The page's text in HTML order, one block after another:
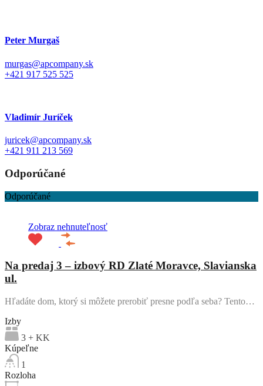
Peter Murgaš
murgas@apcompany.sk
+421 917 525 525
Vladimír Juríček
juricek@apcompany.sk
+421 911 213 569
Odporúčané
Odporúčané
Zobraz nehnuteľnosť
Na predaj 3 – izbový RD Zlaté Moravce, Slavianska
ul.
Hľadáte dom, ktorý si môžete prerobiť presne podľa seba? Tento…
Izby
3 + KK
Kúpeľne
1
Rozloha